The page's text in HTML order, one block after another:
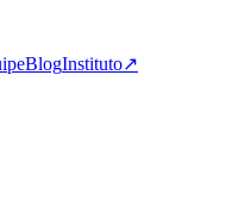
BlogInstituto↗